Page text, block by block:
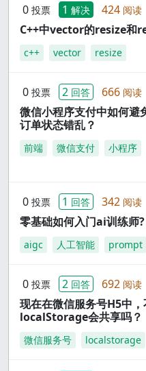
0 投票 1 解决 424 阅读
C++中vector的resize和
c++ vector resize
0 投票 2 回答 666 阅读
微信小程序支付中如何避
订单状态错乱？
前端 微信支付 小程序
0 投票 1 回答 342 阅读
零基础如何入门ai训练师?
aigc 人工智能 prompt
0 投票 2 回答 692 阅读
现在在微信服务号H5中
localStorage会共享吗？
微信服务号 localstorage